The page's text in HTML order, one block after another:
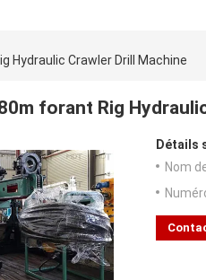
Hydraulic Crawler Drill Machine
forant Rig
Détails
Nom